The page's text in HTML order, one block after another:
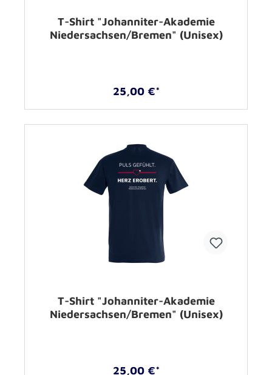
T-Shirt "Johanniter-Akademie
Niedersachsen/Bremen" (Unisex)
25,00 €*
T-Shirt "Johanniter-Akademie
Niedersachsen/Bremen" (Unisex)
25,00 €*